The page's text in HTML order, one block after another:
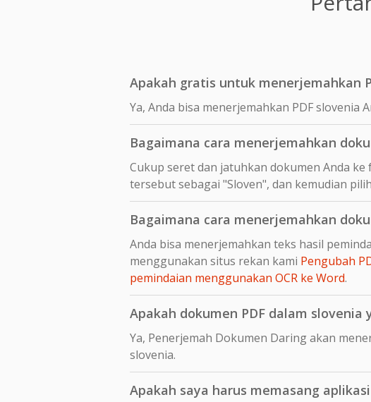
Apakah gratis untuk menerjemahkan
Ya, Anda bisa menerjemahkan PDF slovenia
Bagaimana cara menerjemahkan
Cukup seret dan jatuhkan dokumen Anda
tersebut sebagai "Sloven", dan kemudian
Bagaimana cara menerjemahkan
Anda bisa menerjemahkan teks hasil
menggunakan situs rekan kami Pengubah
pemindaian menggunakan OCR ke Word.
Apakah dokumen PDF dalam
Ya, Penerjemah Dokumen Daring akan
slovenia.
Apakah saya harus memasang